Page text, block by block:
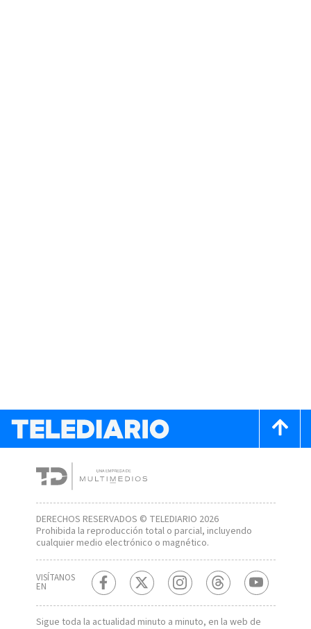
DERECHOS RESERVADOS © TELEDIARIO 2026
Prohibida la reproducción total o parcial, incluyendo
cualquier medio electrónico o magnético.
VISÍTANOS
EN
Sigue toda la actualidad minuto a minuto, en la web de